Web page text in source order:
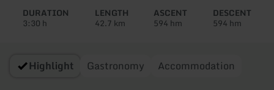
tour:
DURATION
3:30 h
LENGTH
42.7 km
ASCENT
594 hm
DESCENT
594 hm
Highlight Gastronomy Accommodation